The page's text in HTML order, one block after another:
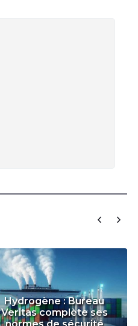
Hydrogène : Bureau
Veritas complète ses